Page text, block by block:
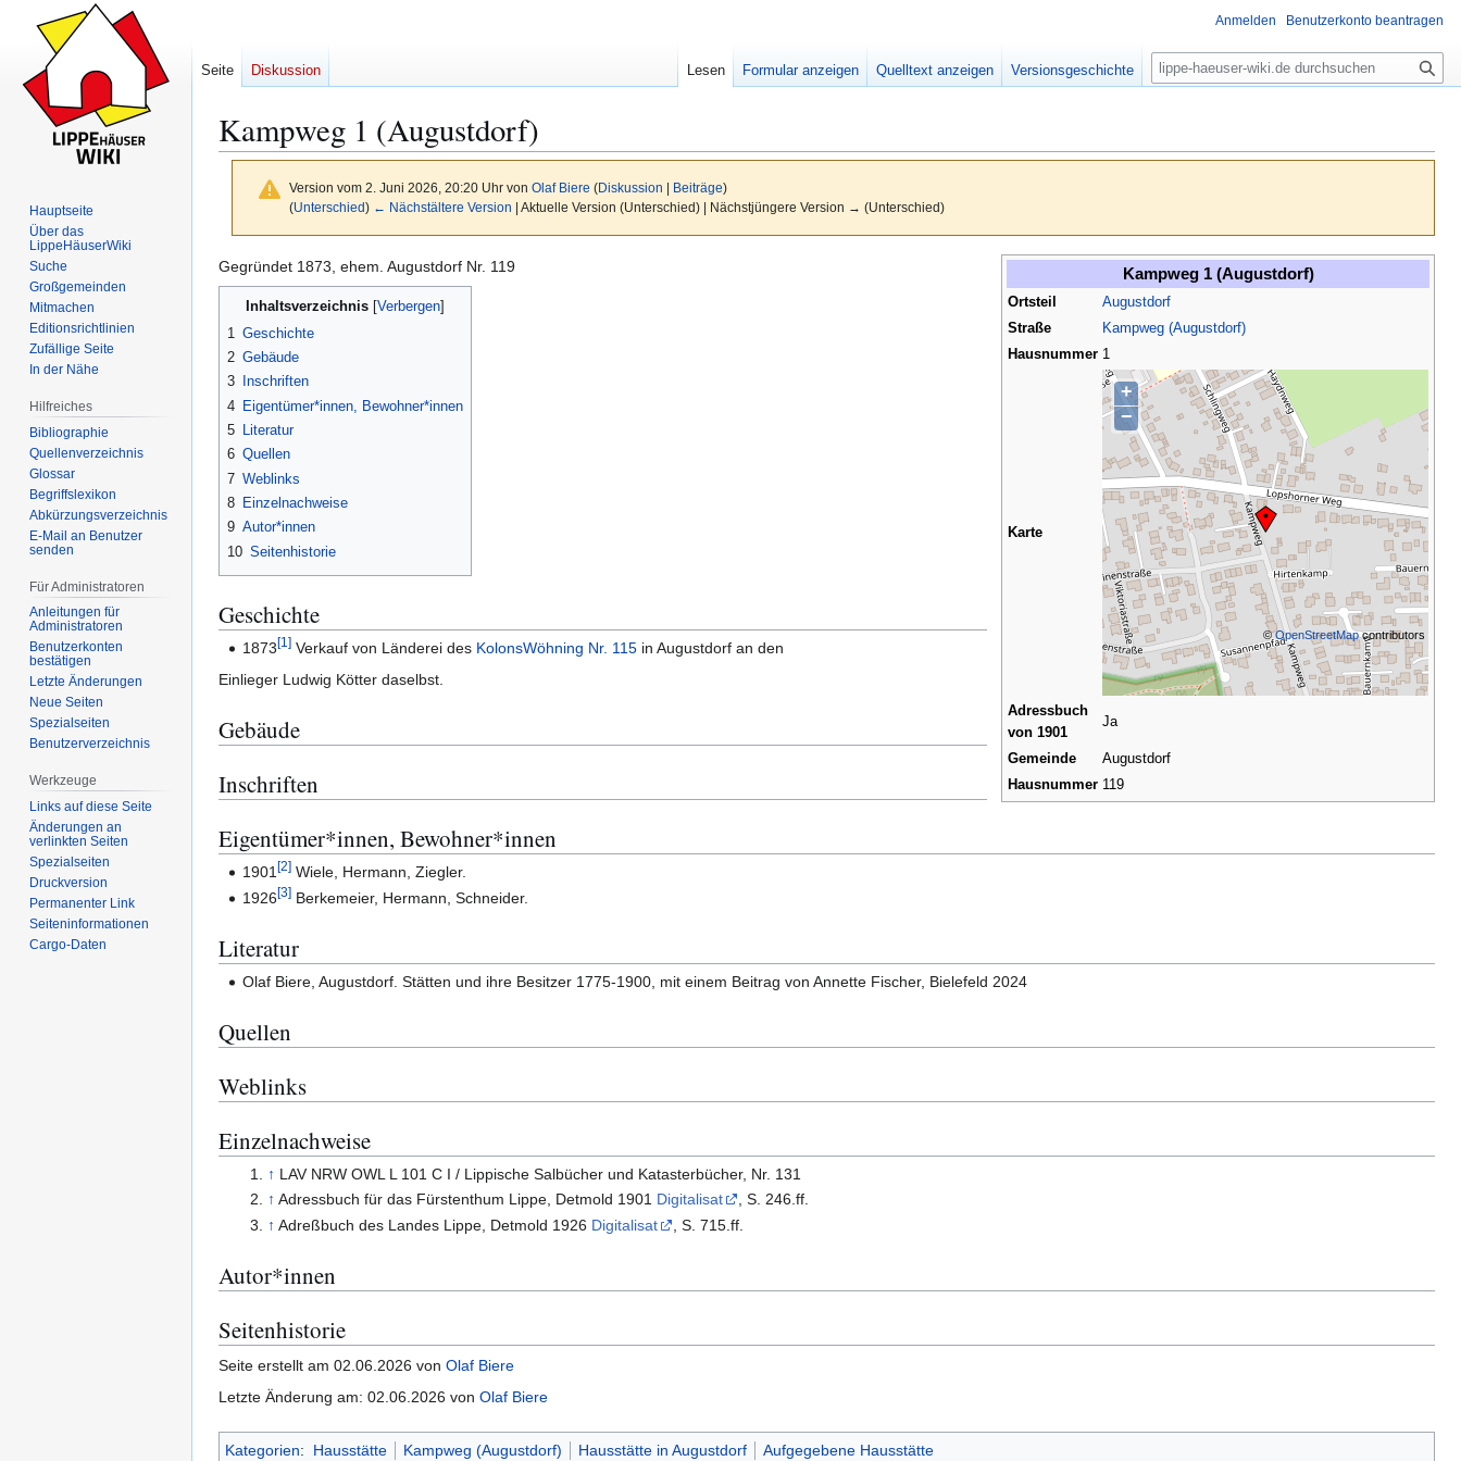
Kampweg 1 (Augustdorf)
Version vom 2. Juni 2026, 20:20 Uhr von Olaf Biere (Diskussion Beiträge)
(Unterschied) ← Nächstältere Version | Aktuelle Version (Unterschied) | Nächstjüngere Version → (Unterschied)
Zur
Navigation
springen
Zur
Suche
springen
Kampweg 1 (Augustdorf)
Ortsteil
Augustdorf
Straße
Kampweg (Augustdorf)
Hausnummer 1
Karte
+
−
©OpenStreetMapcontributors
Adressbuch
von 1901
Ja
Gemeinde
Augustdorf
Hausnummer 119
Gegründet 1873, ehem. Augustdorf Nr. 119
Inhaltsverzeichnis
1 Geschichte
2 Gebäude
3
Inschriften
4 Eigentümer*innen, Bewohner*innen
5
Literatur
6 Quellen
7 Weblinks
8 Einzelnachweise
9 Autor*innen
10 Seitenhistorie
Geschichte
1873[1] Verkauf von Länderei des KolonsWöhning Nr. 115 in Augustdorf an den
Einlieger Ludwig Kötter daselbst.
Gebäude
Inschriften
Eigentümer*innen, Bewohner*innen
1901[2] Wiele, Hermann, Ziegler.
1926[3] Berkemeier, Hermann, Schneider.
Literatur
Olaf Biere, Augustdorf. Stätten und ihre Besitzer 1775-1900, mit einem Beitrag von Annette Fischer, Bielefeld 2024
Quellen
Weblinks
Einzelnachweise
↑ LAV NRW OWL L 101 C I / Lippische Salbücher und Katasterbücher, Nr. 131
↑ Adressbuch für das Fürstenthum Lippe, Detmold 1901 Digitalisat
, S. 246.ff.
↑ Adreßbuch des Landes Lippe, Detmold 1926 Digitalisat , S. 715.ff.
Autor*innen
Seitenhistorie
Seite erstellt am 02.06.2026 von Olaf Biere
Letzte Änderung am: 02.06.2026 von Olaf Biere
Kategorien: Hausstätte Kampweg (Augustdorf) Hausstätte in Augustdorf Aufgegebene Hausstätte
Anmelden Benutzerkonto beantragen
Seite Diskussion Lesen Formular anzeigen Quelltext anzeigen Versionsgeschichte
S
u
e
Hauptseite
Über das
LippeHäuserWiki
Suche
Großgemeinden
Mitmachen
Editionsrichtlinien
Zufällige Seite
In der Nähe
Hilfreiches
Bibliographie
Quellenverzeichnis
Glossar
Begriffslexikon
Abkürzungsverzeichnis
E-Mail an Benutzer
senden
Für Administratoren
Anleitungen für
Administratoren
Benutzerkonten
bestätigen
Letzte Änderungen
Neue Seiten
Spezialseiten
Benutzerverzeichnis
Werkzeuge
Links auf diese Seite
Änderungen an
verlinkten Seiten
Spezialseiten
Druckversion
Permanenter Link
Seiten­­informationen
Cargo-Daten